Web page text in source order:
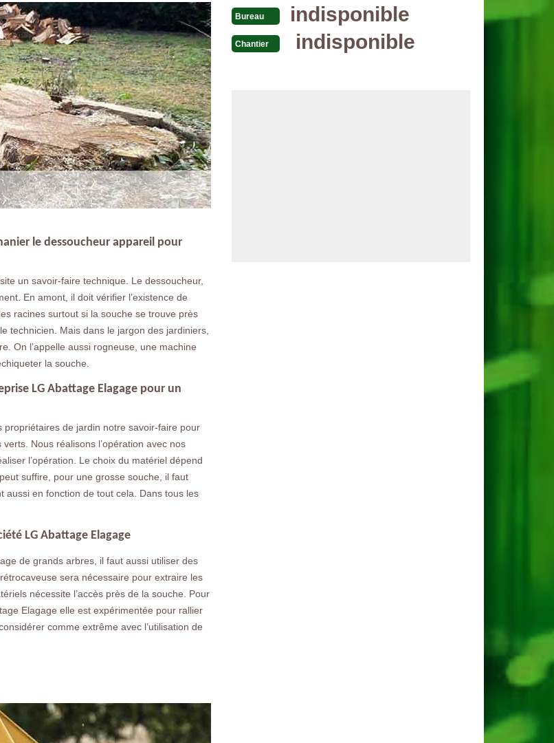
le dessoucheur appareil pour
un savoir-faire technique. Le dessoucheur,
En amont, il doit vérifier l’existence de
racines surtout si la souche se trouve près
technicien. Mais dans le jargon des jardiniers,
On l’appelle aussi rogneuse, une machine
la souche.
LG Abattage Elagage pour un
de jardin notre savoir-faire pour
Nous réalisons l’opération avec nos
l’opération. Le choix du matériel dépend
suffire, pour une grosse souche, il faut
aussi en fonction de tout cela. Dans tous les
LG Abattage Elagage
de grands arbres, il faut aussi utiliser des
sera nécessaire pour extraire les
nécessite l’accès près de la souche. Pour
Elagage elle est expérimentée pour rallier
comme extrême avec l’utilisation de
Bureau indisponible
Chantier indisponible